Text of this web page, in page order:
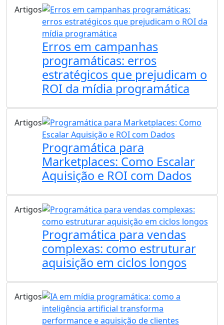
Artigos
Erros em campanhas
programáticas: erros
estratégicos que prejudicam o
ROI da mídia programática
Artigos
Programática para
Marketplaces: Como Escalar
Aquisição e ROI com Dados
Artigos
Programática para vendas
complexas: como estruturar
aquisição em ciclos longos
Artigos